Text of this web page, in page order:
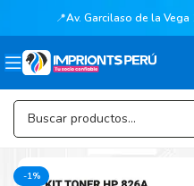
📍Av. Garcilaso de la Vega
-1%